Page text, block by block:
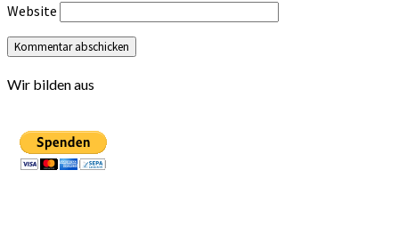
Website
Wir bilden aus